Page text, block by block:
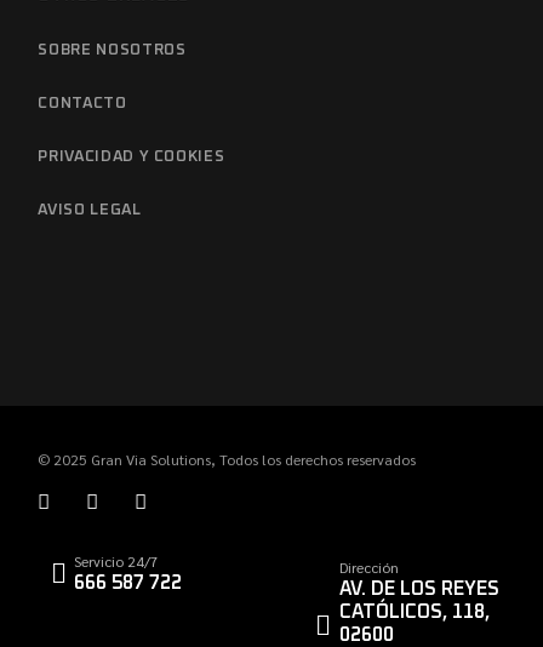
SOBRE NOSOTROS
CONTACTO
PRIVACIDAD Y COOKIES
AVISO LEGAL
© 2025 Gran Via Solutions, Todos los derechos reservados
Servicio 24/7
666 587 722
Dirección
AV. DE LOS REYES
CATÓLICOS, 118,
02600